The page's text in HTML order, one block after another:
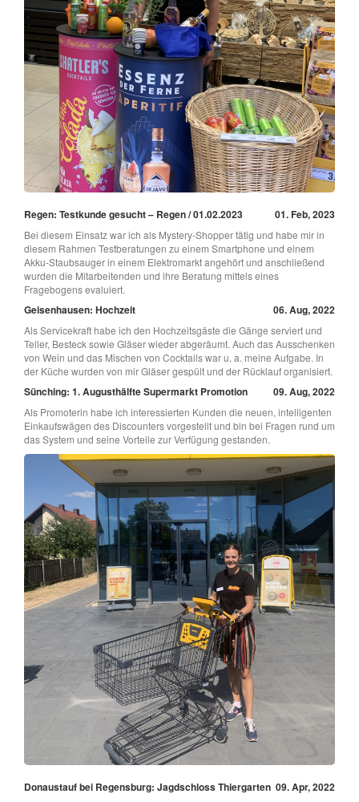
Regen: Testkunde gesucht – Regen / 01.02.2023 01. Feb, 2023
Bei diesem Einsatz war ich als Mystery-Shopper tätig und habe mir in
diesem Rahmen Testberatungen zu einem Smartphone und einem
Akku-Staubsauger in einem Elektromarkt angehört und anschließend
wurden die Mitarbeitenden und ihre Beratung mittels eines
Fragebogens evaluiert.
Geisenhausen: Hochzeit 06. Aug, 2022
Als Servicekraft habe ich den Hochzeitsgäste die Gänge serviert und
Teller, Besteck sowie Gläser wieder abgeräumt. Auch das Ausschenken
von Wein und das Mischen von Cocktails war u. a. meine Aufgabe. In
der Küche wurden von mir Gläser gespült und der Rücklauf organisiert.
Sünching: 1. Augusthälfte Supermarkt Promotion 09. Aug, 2022
Als Promoterin habe ich interessierten Kunden die neuen, intelligenten
Einkaufswägen des Discounters vorgestellt und bin bei Fragen rund um
das System und seine Vorteile zur Verfügung gestanden.
Donaustauf bei Regensburg: Jagdschloss Thiergarten 09. Apr, 2022